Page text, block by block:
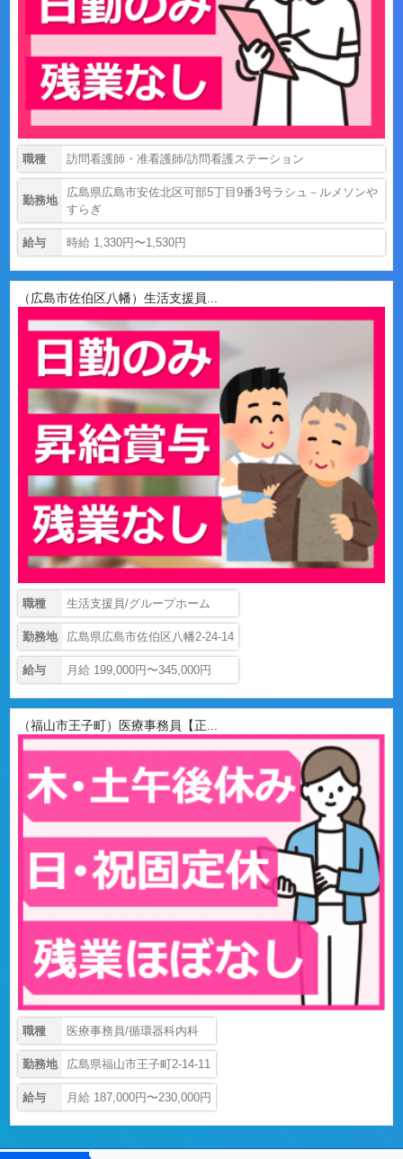
職種 訪問看護師・准看護師/訪問看護ステーション
勤務地
広島県広島市安佐北区可部5丁目9番3号ラシュ－ルメソンや
すらぎ
給与 時給 1,330円〜1,530円
（広島市佐伯区八幡）生活支援員...
職種 生活支援員/グループホーム
勤務地 広島県広島市佐伯区八幡2-24-14
給与 月給 199,000円〜345,000円
（福山市王子町）医療事務員【正...
職種 医療事務員/循環器科内科
勤務地 広島県福山市王子町2-14-11
給与 月給 187,000円〜230,000円